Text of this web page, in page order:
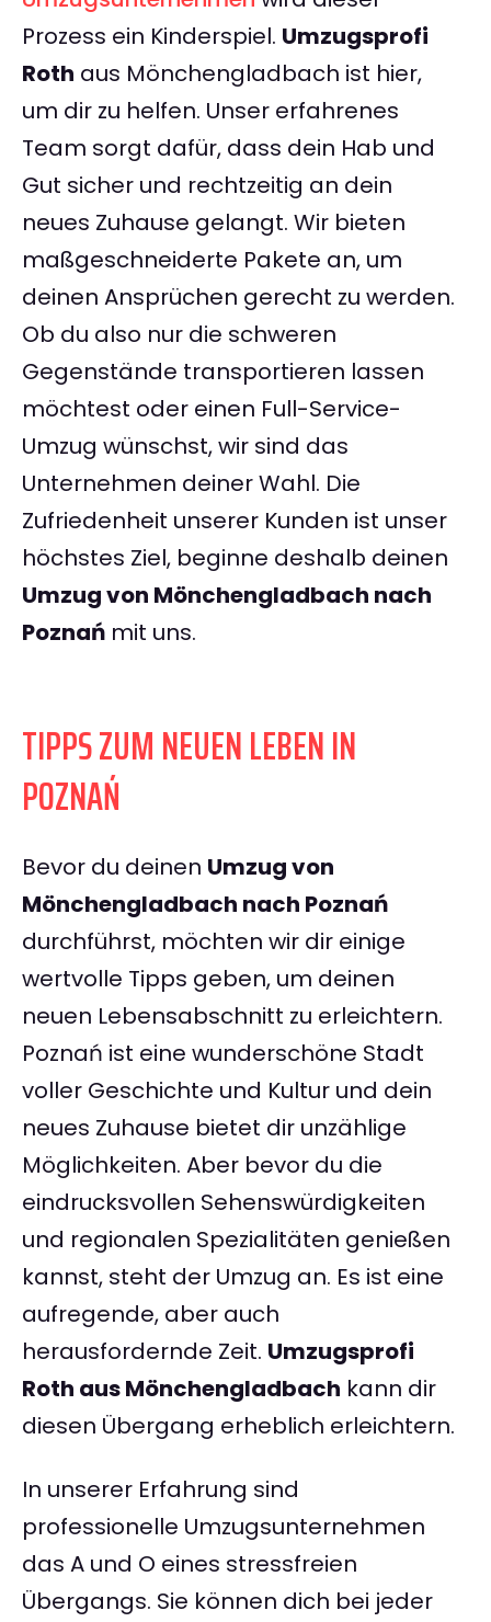
Prozess ein Kinderspiel. Umzugsprofi
Roth aus Mönchengladbach ist hier,
um dir zu helfen. Unser erfahrenes
Team sorgt dafür, dass dein Hab und
Gut sicher und rechtzeitig an dein
neues Zuhause gelangt. Wir bieten
maßgeschneiderte Pakete an, um
deinen Ansprüchen gerecht zu werden.
Ob du also nur die schweren
Gegenstände transportieren lassen
möchtest oder einen Full-Service-
Umzug wünschst, wir sind das
Unternehmen deiner Wahl. Die
Zufriedenheit unserer Kunden ist unser
höchstes Ziel, beginne deshalb deinen
Umzug von Mönchengladbach nach
Poznań mit uns.
TIPPS ZUM NEUEN LEBEN IN
POZNAŃ
Bevor du deinen Umzug von
Mönchengladbach nach Poznań
durchführst, möchten wir dir einige
wertvolle Tipps geben, um deinen
neuen Lebensabschnitt zu erleichtern.
Poznań ist eine wunderschöne Stadt
voller Geschichte und Kultur und dein
neues Zuhause bietet dir unzählige
Möglichkeiten. Aber bevor du die
eindrucksvollen Sehenswürdigkeiten
und regionalen Spezialitäten genießen
kannst, steht der Umzug an. Es ist eine
aufregende, aber auch
herausfordernde Zeit. Umzugsprofi
Roth aus Mönchengladbach kann dir
diesen Übergang erheblich erleichtern.
In unserer Erfahrung sind
professionelle Umzugsunternehmen
das A und O eines stressfreien
Übergangs. Sie können dich bei jeder